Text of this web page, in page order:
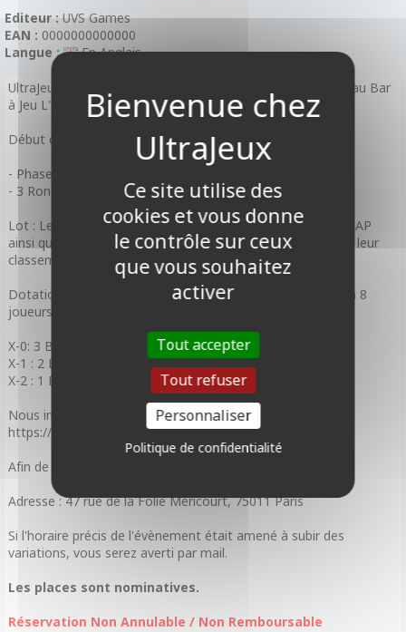
Editeur : UVS Games
EAN : 0000000000000
Langue :
En Anglais
UltraJeux organise un tournoi d'avant-première RiftBound au Bar
à Jeu L'Oberjeux
Début de l'évènement : 19h00
- Phase de Construction 30 min
- 3 Rondes en Bo1
Lot : Les participants repartent avec le contenu de leur kit AP
ainsi que des boosters de l'édition en cours en fonction de leur
classement.
Dotations indicatives dans le cadre d'un tournoi Complet à 8
joueurs (BO1)* :
X-0: 3 Boosters Spiritforged
X-1 : 2 Boosters Spiritforged
X-2 : 1 Boosters Spiritforged
Nous invitons tous nos joueurs à créer un compte sur :
https://locator.riftbound.uvsgames.com/djauth/login
Afin de faciliter leur enregistrement sur carde.io
Adresse : 47 rue de la Folie Méricourt, 75011 Paris
Si l'horaire précis de l'évènement était amené à subir des
variations, vous serez averti par mail.
Les places sont nominatives.
Réservation Non Annulable / Non Remboursable
Ce site utilise des
cookies et vous donne
le contrôle sur ceux
que vous souhaitez
activer
Tout accepter
Tout refuser
Personnaliser
Politique de confidentialité